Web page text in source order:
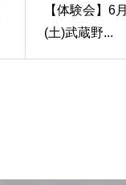
【体験会】6
(土)武蔵野...